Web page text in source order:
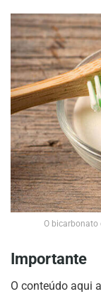
O bicarbonato
Importante
O conteúdo aqui